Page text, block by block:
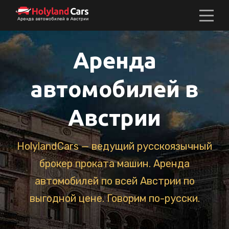
Аренда
автомобилей в
Австрии
HolylandCars — ведущий русскоязычный
брокер проката машин. Аренда
автомобилей по всей Австрии по
выгодной цене. Говорим по-русски.